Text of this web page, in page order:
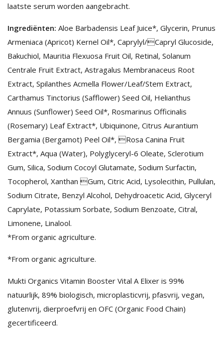
laatste serum worden aangebracht.
Ingrediënten: Aloe Barbadensis Leaf Juice*, Glycerin, Prunus
Armeniaca (Apricot) Kernel Oil*, Caprylyl/Capryl Glucoside,
Bakuchiol, Mauritia Flexuosa Fruit Oil, Retinal, Solanum
Centrale Fruit Extract, Astragalus Membranaceus Root
Extract, Spilanthes Acmella Flower/Leaf/Stem Extract,
Carthamus Tinctorius (Safflower) Seed Oil, Helianthus
Annuus (Sunflower) Seed Oil*, Rosmarinus Officinalis
(Rosemary) Leaf Extract*, Ubiquinone, Citrus Aurantium
Bergamia (Bergamot) Peel Oil*, Rosa Canina Fruit
Extract*, Aqua (Water), Polyglyceryl-6 Oleate, Sclerotium
Gum, Silica, Sodium Cocoyl Glutamate, Sodium Surfactin,
Tocopherol, Xanthan Gum, Citric Acid, Lysolecithin, Pullulan,
Sodium Citrate, Benzyl Alcohol, Dehydroacetic Acid, Glyceryl
Caprylate, Potassium Sorbate, Sodium Benzoate, Citral,
Limonene, Linalool.
*From organic agriculture.
*From organic agriculture.
Mukti Organics Vitamin Booster Vital A Elixer is 99%
natuurlijk, 89% biologisch, microplasticvrij, pfasvrij, vegan,
glutenvrij, dierproefvrij en OFC (Organic Food Chain)
gecertificeerd.